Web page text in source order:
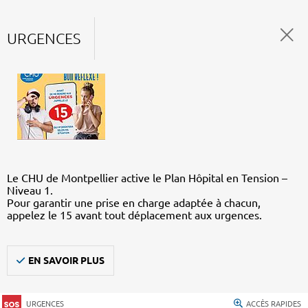
URGENCES
Le CHU de Montpellier active le Plan Hôpital en Tension –
Niveau 1.
Pour garantir une prise en charge adaptée à chacun,
appelez le 15 avant tout déplacement aux urgences.
EN SAVOIR PLUS
URGENCES ACCÈS RAPIDES